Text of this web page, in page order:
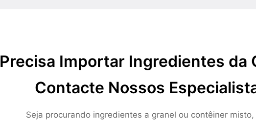
Precisa Importar Ingredientes da
Contacte Nossos
Seja procurando ingredientes a granel ou contêiner misto,